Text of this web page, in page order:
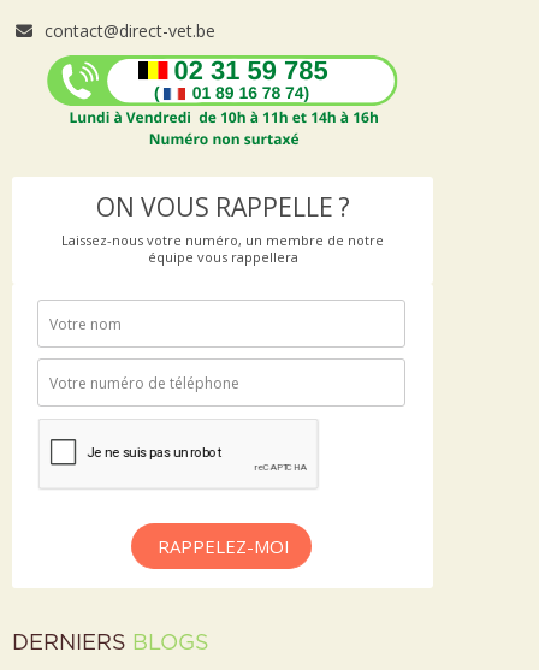
contact@direct-vet.be
ON VOUS RAPPELLE ?
Laissez-nous votre numéro, un membre de notre
équipe vous rappellera
RAPPELEZ-MOI
DERNIERS BLOGS